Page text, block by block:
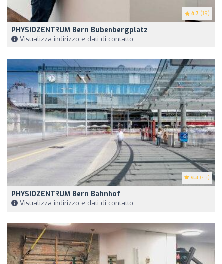
4.7 (19)
PHYSIOZENTRUM Bern Bubenbergplatz
Visualizza indirizzo e dati di contatto
4.3 (43)
PHYSIOZENTRUM Bern Bahnhof
Visualizza indirizzo e dati di contatto